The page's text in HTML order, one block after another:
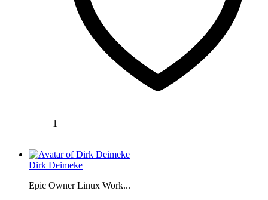
1
Dirk Deimeke
Epic Owner Linux Work...